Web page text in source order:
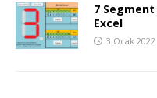
7 Segment
Excel
3 Ocak 2022